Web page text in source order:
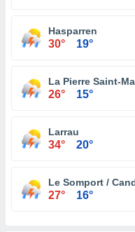
Hasparren
30° 19°
La Pierre Saint-
26° 15°
Larrau
34° 20°
Le Somport /
27° 16°